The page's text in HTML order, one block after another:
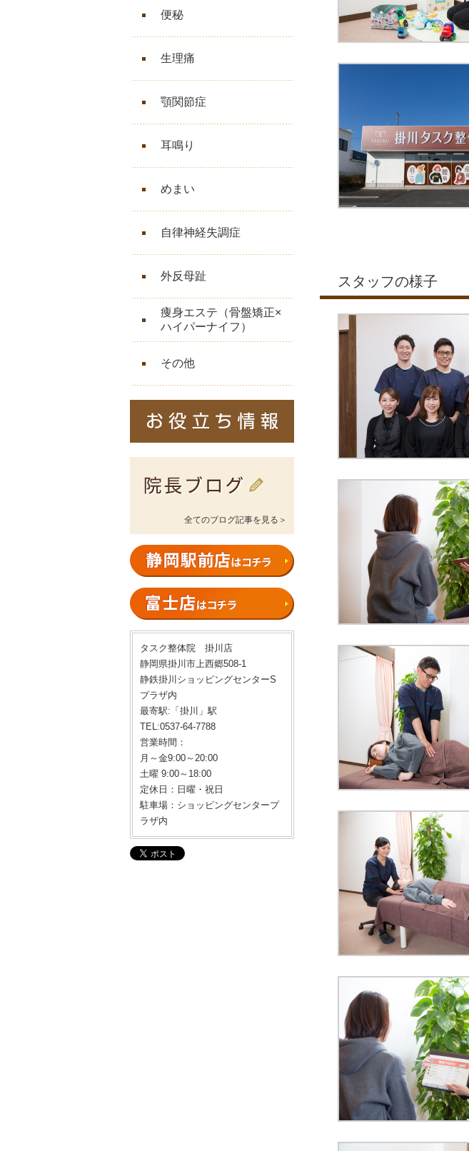
便秘
生理痛
顎関節症
耳鳴り
めまい
自律神経失調症
外反母趾
痩身エステ（骨盤矯正×
ハイパーナイフ）
その他
全てのブログ記事を見る＞
タスク整体院 掛川店
静岡県掛川市上西郷508‐1
静鉄掛川ショッピングセンターS
プラザ内
最寄駅:「掛川」駅
TEL:0537-64-7788
営業時間：
月～金9:00～20:00
土曜 9:00～18:00
定休日：日曜・祝日
駐車場：ショッピングセンタープ
ラザ内
スタッフの様子